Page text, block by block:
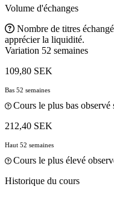
Volume d'échanges
Nombre de titres
apprécier la liquidité.
Variation 52 semaines
109,80 SEK
Bas 52 semaines
Cours le plus bas observé
212,40 SEK
Haut 52 semaines
Cours le plus élevé
Historique du cours